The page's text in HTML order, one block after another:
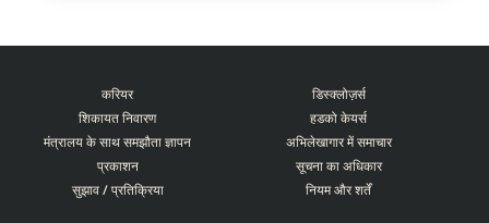
करियर
डिस्क्लोज़र्स
शिकायत निवारण
हडको केयर्स
मंत्रालय के साथ समझौता ज्ञापन
अभिलेखागार में समाचार
प्रकाशन
सूचना का अधिकार
सुझाव / प्रतिक्रिया
नियम और शर्तें